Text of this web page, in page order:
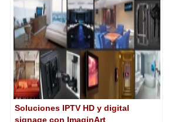
Soluciones IPTV HD y digital
signage con ImaginArt